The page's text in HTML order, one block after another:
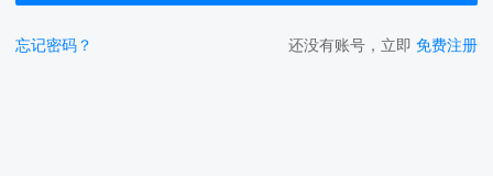
忘记密码？ 还没有账号，立即 免费注册